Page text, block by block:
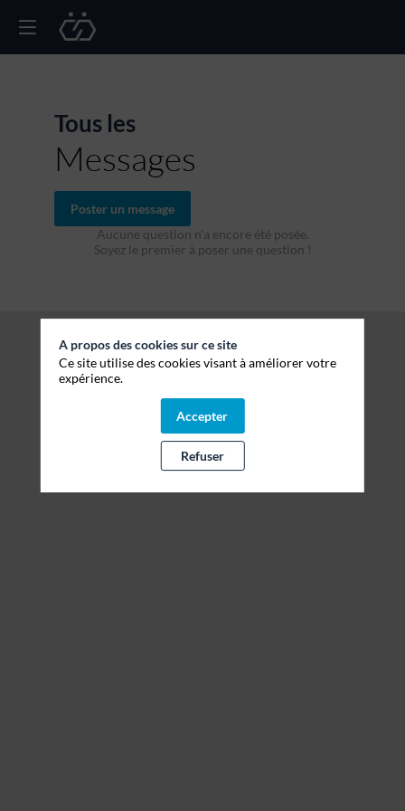
Tous les
Messages
Poster un message
Aucune question n'a encore été posée.
Soyez le premier à poser une question !
A propos des cookies sur ce site
Ce site utilise des cookies visant à améliorer votre
expérience.
Accepter
Refuser